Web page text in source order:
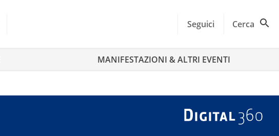
Seguici Cerca
MANIFESTAZIONI & ALTRI EVENTI